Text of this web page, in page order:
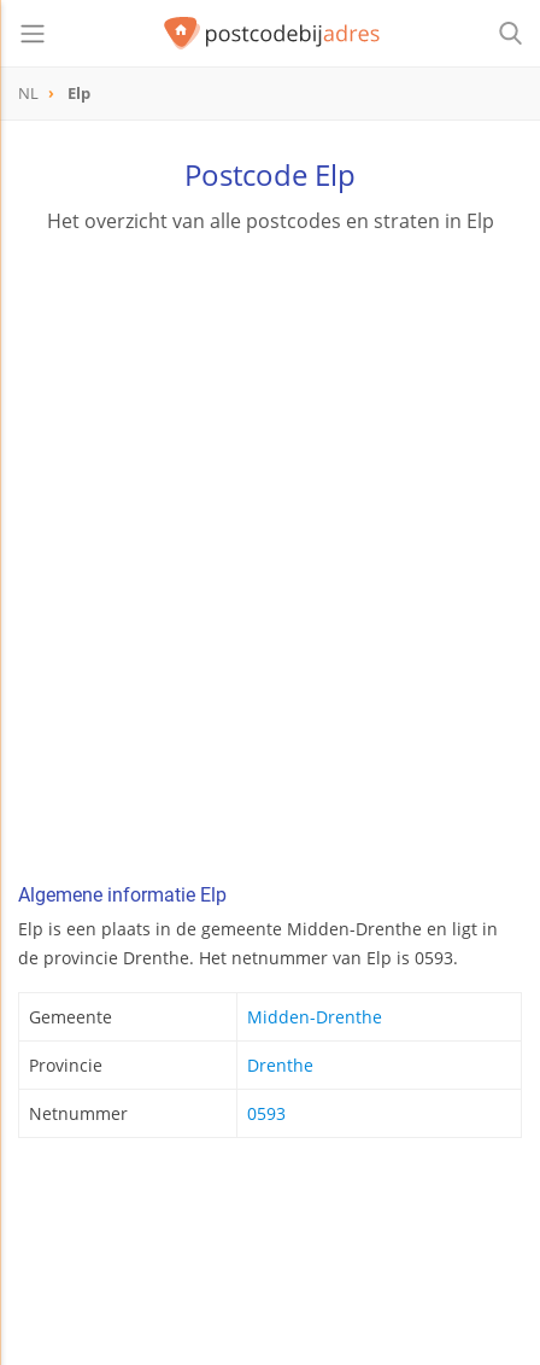
NL Elp
Postcode Elp
Het overzicht van alle postcodes en straten in Elp
Algemene informatie Elp
Elp is een plaats in de gemeente Midden-Drenthe en ligt in
de provincie Drenthe. Het netnummer van Elp is 0593.
Gemeente Midden-Drenthe
Provincie Drenthe
Netnummer 0593